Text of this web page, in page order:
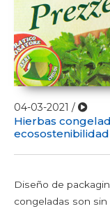
04-03-2021 /
Hierbas
ecosostenibilidad
Diseño de
congeladas son sin